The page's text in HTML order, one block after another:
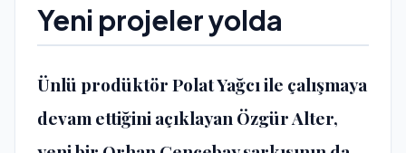
Yeni projeler yolda
Ünlü prodüktör Polat Yağcı ile çalışmaya
devam ettiğini açıklayan Özgür Alter,